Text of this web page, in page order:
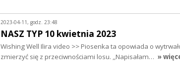
2023-04-11, godz. 23:48
NASZ TYP 10 kwietnia 2023
Wishing Well Ilira video >> Piosenka ta opowiada o
zmierzyć się z przeciwnościami losu. ,,Napisałam… »